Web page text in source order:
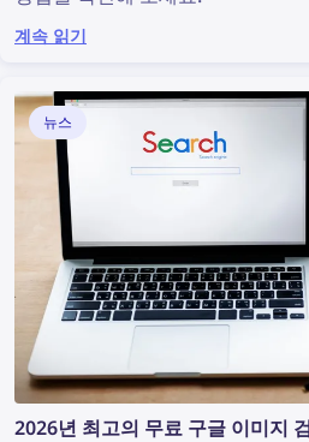
계속 읽기
뉴스
2026년 최고의 무료 구글 이미지